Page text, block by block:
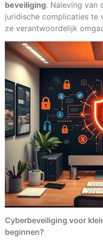
beveiliging. Naleving van
juridische complicaties te
ze verantwoordelijk
Cyberbeveiliging voor
beginnen?